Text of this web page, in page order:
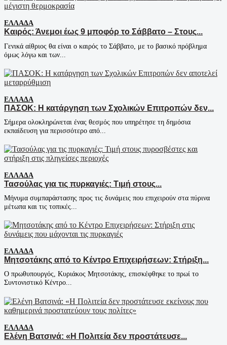
ΕΛΛΆΔΑ
Καιρός: Άνεμοι έως 9 μποφόρ το Σάββατο – Στους...
Γενικά αίθριος θα είναι ο καιρός το Σάββατο, με το βασικό πρόβλημα
όμως λόγω και των...
ΕΛΛΆΔΑ
ΠΑΣΟΚ: Η κατάργηση των Σχολικών Επιτροπών δεν...
Σήμερα ολοκληρώνεται ένας θεσμός που υπηρέτησε τη δημόσια
εκπαίδευση για περισσότερο από...
ΕΛΛΆΔΑ
Τασούλας για τις πυρκαγιές: Τιμή στους...
Μήνυμα συμπαράστασης προς τις δυνάμεις που επιχειρούν στα πύρινα
μέτωπα και τις τοπικές...
ΕΛΛΆΔΑ
Μητσοτάκης από το Κέντρο Επιχειρήσεων: Στήριξη...
Ο πρωθυπουργός, Κυριάκος Μητσοτάκης, επισκέφθηκε το πρωί το
Συντονιστικό Κέντρο...
ΕΛΛΆΔΑ
Ελένη Βατσινά: «Η Πολιτεία δεν προστάτευσε...